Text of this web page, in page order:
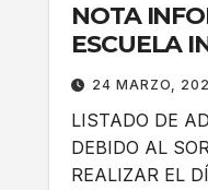
NOTA
ESCUELA
24 MARZO,
LISTADO DE
DEBIDO AL
REALIZAR EL